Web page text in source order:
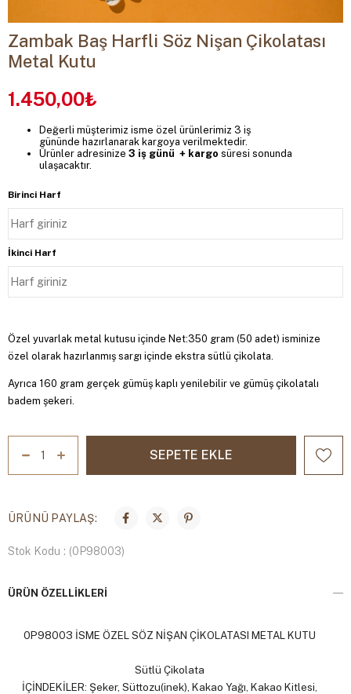
Zambak Baş Harfli Söz Nişan Çikolatası
Metal Kutu
1.450,00₺
Değerli müşterimiz isme özel ürünlerimiz 3 iş
gününde hazırlanarak kargoya verilmektedir.
Ürünler adresinize 3 iş günü + kargo süresi sonunda
ulaşacaktır.
Birinci Harf
İkinci Harf
Özel yuvarlak metal kutusu içinde Net:350 gram (50 adet) isminize
özel olarak hazırlanmış sargı içinde ekstra sütlü çikolata.
Ayrıca 160 gram gerçek gümüş kaplı yenilebilir ve gümüş çikolatalı
badem şekeri.
ÜRÜNÜ PAYLAŞ:
Stok Kodu (0P98003)
ÜRÜN ÖZELLIKLERI
0P98003 İSME ÖZEL SÖZ NİŞAN ÇİKOLATASI METAL KUTU
Sütlü Çikolata
İÇİNDEKİLER: Şeker, Süttozu(inek), Kakao Yağı, Kakao Kitlesi,